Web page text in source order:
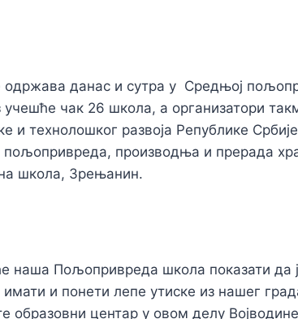
данас и сутра у Средњој
учешће чак 26 школа, а организатори
и технолошког развоја Републике
пољопривреда, производња и прерада
школа, Зрењанин.
наша Пољопривреда школа показати да
и понети лепе утиске из нашег
образовни центар у овом делу